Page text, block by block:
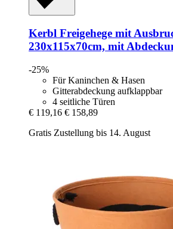
Kerbl Freigehege mit
230x115x70cm, mit
-25%
Für Kaninchen & Hasen
Gitterabdeckung aufklappbar
4 seitliche Türen
€ 119,16 € 158,89
Gratis Zustellung bis 14. August